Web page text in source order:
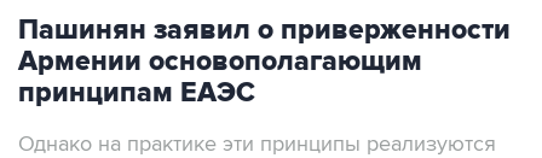
Пашинян заявил о приверженности
Армении основополагающим
принципам ЕАЭС
Однако на практике эти принципы реализуются